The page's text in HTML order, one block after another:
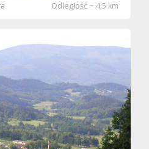
Odległość ~ 4.5 km
Tenet